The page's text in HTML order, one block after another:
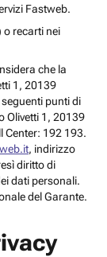
Fastweb.
o recarti nei
che la
1, 20139
punti di
Olivetti 1, 20139
Center: 192 193.
, indirizzo
diritto di
dati personali.
del Garante.